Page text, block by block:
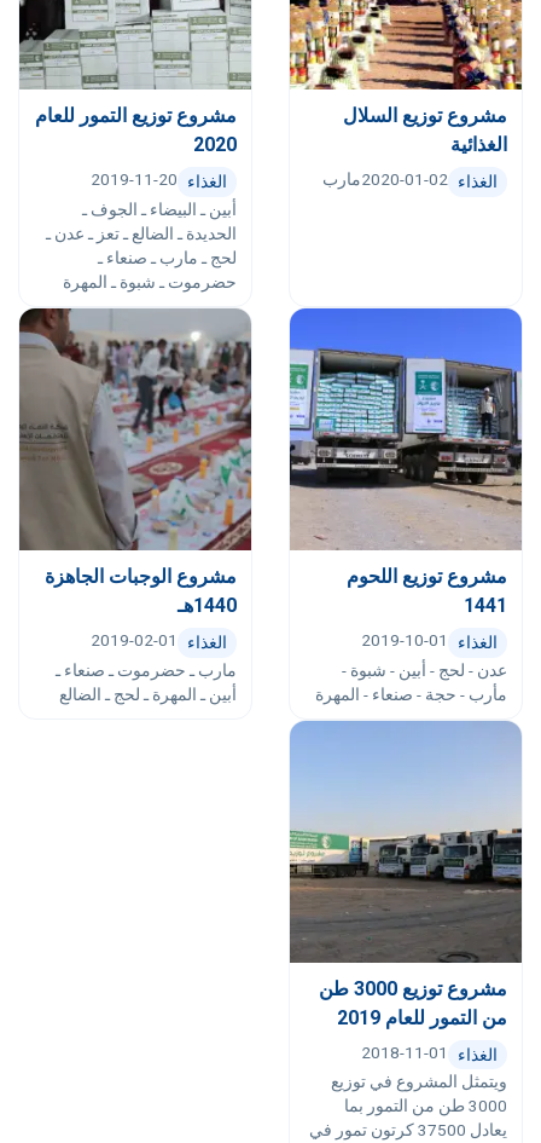
مشروع توزيع السلال
الغذائية
الغذاء 2020-01-02مارب
مشروع توزيع التمور للعام
2020
الغذاء
2019-11-20
أبين ـ البيضاء ـ الجوف ـ
الحديدة ـ الضالع ـ تعز ـ عدن ـ
لحج ـ مارب ـ صنعاء ـ
حضرموت ـ شبوة ـ المهرة
مشروع توزيع اللحوم
1441
الغذاء
2019-10-01
عدن - لحج - أبين - شبوة -
مأرب - حجة - صنعاء - المهرة
مشروع الوجبات الجاهزة
1440هـ
الغذاء
2019-02-01
مارب ـ حضرموت ـ صنعاء ـ
أبين ـ المهرة ـ لحج ـ الضالع
مشروع توزيع 3000 طن
من التمور للعام 2019
الغذاء
2018-11-01
ويتمثل المشروع في توزيع
3000 طن من التمور بما
يعادل 37500 كرتون تمور في